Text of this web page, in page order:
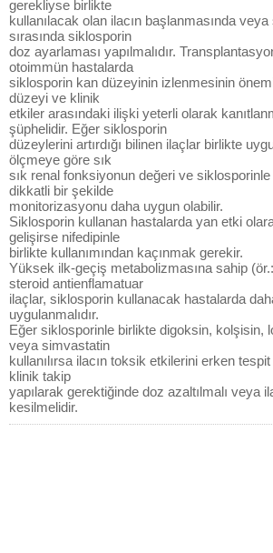
gerekliyse birlikte
kullanılacak olan ilacın başlanmasında
sırasında siklosporin
doz ayarlaması yapılmalıdır.
otoimmün hastalarda
siklosporin kan düzeyinin izlenmesinin
düzeyi ve klinik
etkiler arasındaki ilişki yeterli olarak
şüphelidir. Eğer siklosporin
düzeylerini artırdığı bilinen ilaçlar birlikte
ölçmeye göre sık
sık renal fonksiyonun değeri ve
dikkatli bir şekilde
monitorizasyonu daha uygun olabilir.
Siklosporin kullanan hastalarda yan etki
gelişirse nifedipinle
birlikte kullanımından kaçınmak gerekir.
Yüksek ilk-geçiş metabolizmasına sahip
steroid antienflamatuar
ilaçlar, siklosporin kullanacak hastalarda
uygulanmalıdır.
Eğer siklosporinle birlikte digoksin, kolşisin,
veya simvastatin
kullanılırsa ilacın toksik etkilerini erken
klinik takip
yapılarak gerektiğinde doz azaltılmalı veya
kesilmelidir.